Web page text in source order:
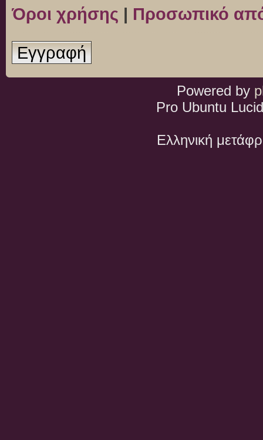
Όροι χρήσης | Προσωπικό
Εγγραφή
Powered by
Pro Ubuntu
Ελληνική